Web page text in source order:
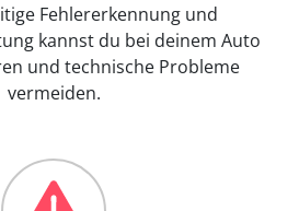
Fehlererkennung und
kannst du bei deinem Auto
und technische Probleme
vermeiden.